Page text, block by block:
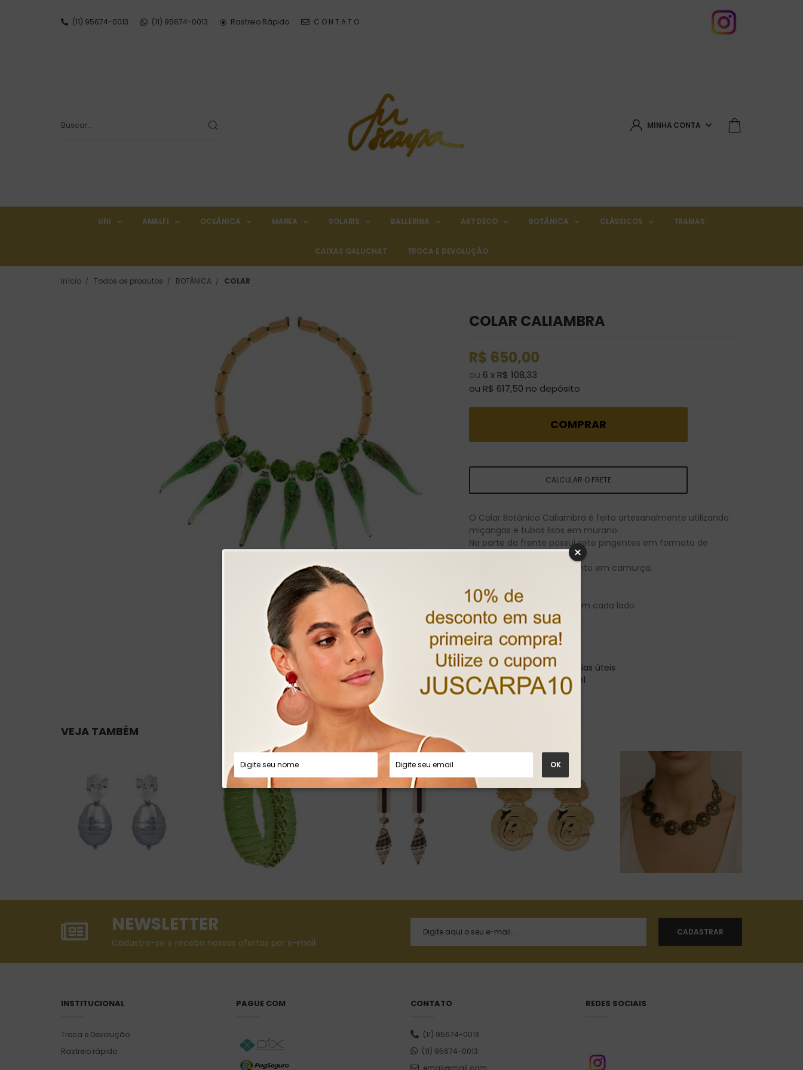
(11) 95674-0013 (11) 95674-0013 Rastreio Rápido C O N T A T O
MINHA CONTA
UNI AMALFI OCEÂNICA MAREA SOLARIS BALLERINA ART DÉCO BOTÂNICA CLÁSSICOS TRAMAS
CAIXAS GALUCHAT TROCA E DEVOLUÇÃO
Início Todos os produtos BOTÂNICA COLAR
COLAR CALIAMBRA
R$ 650,00
ou 6 x R$ 108,33
ou R$ 617,50 no depósito
COMPRAR
CALCULAR O FRETE
O Colar Botânico Caliambra é feito artesanalmente utilizando
miçangas e tubos lisos em murano.
Na parte da frente possui sete pingentes em formato de
Aro flexível com fechamento em camurça.
Medidas: Colar 45cm
Extensor em camurça: 22cm cada lado
Peso: 193g
• Prazo para postagem:
3 dias úteis
• Código do produto: 982ED1
• Quantidade mínima: 1
VEJA TAMBÉM
NEWSLETTER
Cadastre-se e receba nossas ofertas por e-mail
INSTITUCIONAL
Troca e Devolução
Rastreio rápido
PAGUE COM CONTATO
(11) 95674-0013
(11) 95674-0013
email@mail.com
REDES SOCIAIS